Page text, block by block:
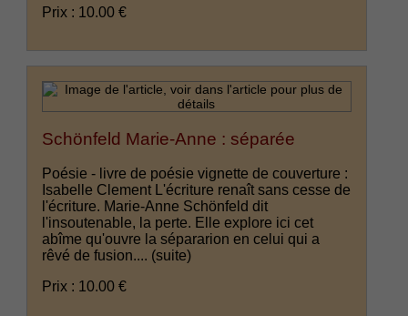
Prix : 10.00 €
Schönfeld Marie-Anne : séparée
Poésie - livre de poésie vignette de couverture :
Isabelle Clement L'écriture renaît sans cesse de
l'écriture. Marie-Anne Schönfeld dit
l'insoutenable, la perte. Elle explore ici cet
abîme qu'ouvre la sépararion en celui qui a
rêvé de fusion.... (suite)
Prix : 10.00 €